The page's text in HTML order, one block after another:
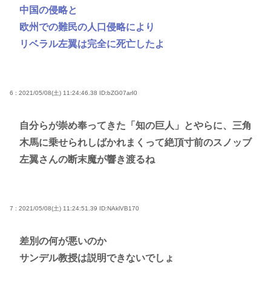
中国の侵略と
欧州での難民の人口侵略により
リベラル左翼は完全に死亡したよ
6 : 2021/05/08(土) 11:24:46.38 ID:bZG07arI0
自分らが崇め奉ってきた「知の巨人」とやらに、三角
木馬に乗せられしばかれまくって絶頂寸前のスノッブ
左翼さんの断末魔が響き渡るね
7 : 2021/05/08(土) 11:24:51.39 ID:NAklVB170
差別の何が悪いのか
サンデル教授は説明できないでしょ